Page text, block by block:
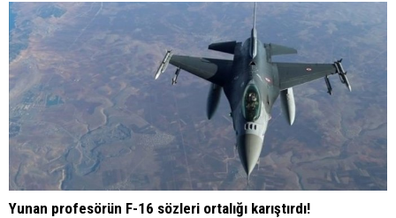
Yunan profesörün F-16 sözleri ortalığı karıştırdı!